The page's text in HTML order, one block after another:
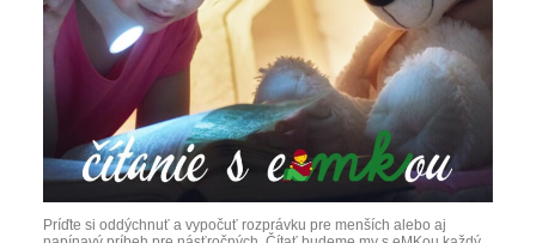
Príďte si oddýchnuť a vypočuť rozprávku pre menších alebo aj